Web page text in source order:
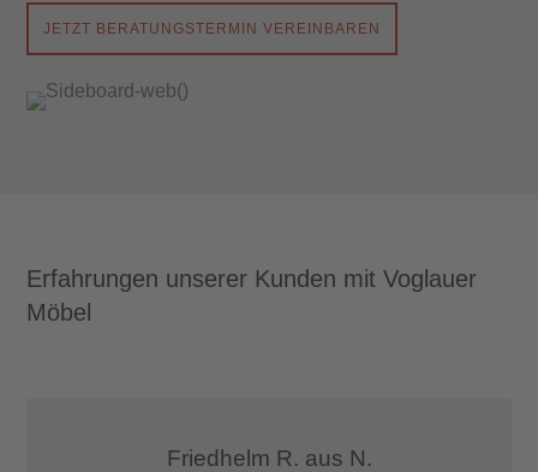
JETZT BERATUNGSTERMIN VEREINBAREN
Erfahrungen unserer Kunden mit Voglauer
Möbel
Friedhelm R. aus N.